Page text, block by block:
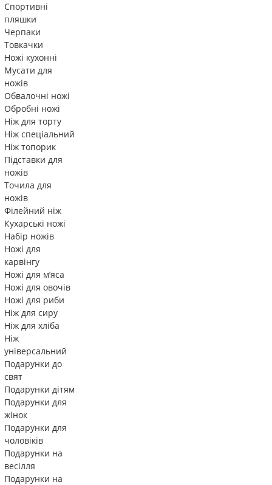
Спортивні
пляшки
Черпаки
Товкачки
Ножі кухонні
Мусати для
ножів
Обвалочні ножі
Обробні ножі
Ніж для торту
Ніж спеціальний
Ніж топорик
Підставки для
ножів
Точила для
ножів
Філейний ніж
Кухарські ножі
Набір ножів
Ножі для
карвінгу
Ножі для м’яса
Ножі для овочів
Ножі для риби
Ніж для сиру
Ніж для хліба
Ніж
універсальний
Подарунки до
свят
Подарунки дітям
Подарунки для
жінок
Подарунки для
чоловіків
Подарунки на
весілля
Подарунки на